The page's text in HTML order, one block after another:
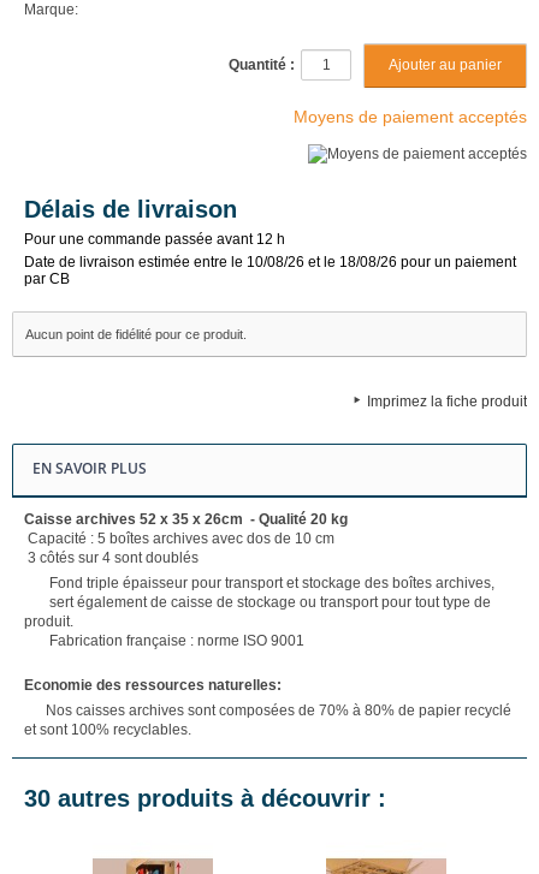
Marque:
Quantité :
Moyens de paiement acceptés
Délais de livraison
Pour une commande passée avant 12 h
Date de livraison estimée entre le 10/08/26 et le 18/08/26 pour un paiement
par CB
Aucun point de fidélité pour ce produit.
Imprimez la fiche produit
EN SAVOIR PLUS
Caisse archives 52 x 35 x 26cm - Qualité 20 kg
Capacité : 5 boîtes archives avec dos de 10 cm
3 côtés sur 4 sont doublés
Fond triple épaisseur pour transport et stockage des boîtes archives,
sert également de caisse de stockage ou transport pour tout type de
produit.
Fabrication française : norme ISO 9001
Economie des ressources naturelles:
Nos caisses archives sont composées de 70% à 80% de papier recyclé
et sont 100% recyclables.
30 autres produits à découvrir :